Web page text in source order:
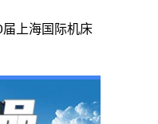
上海国际机床